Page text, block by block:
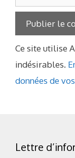
web
Ce site utilise
indésirables.
données de
Lettre